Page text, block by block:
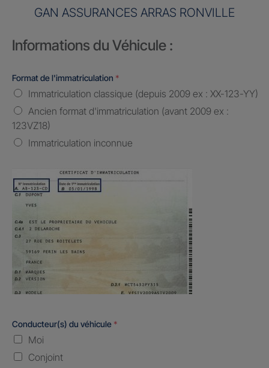
GAN ASSURANCES ARRAS RONVILLE
Informations du Véhicule :
Format de l'immatriculation *
Immatriculation classique (depuis 2009 ex : XX-123-YY)
Ancien format d'immatriculation (avant 2009 ex :
123VZ18)
Immatriculation inconnue
Conducteur(s) du véhicule *
Moi
Conjoint